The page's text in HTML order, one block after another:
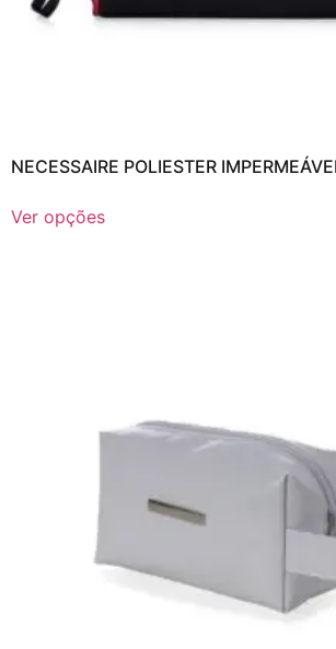
NECESSAIRE POLIESTER
Ver opções